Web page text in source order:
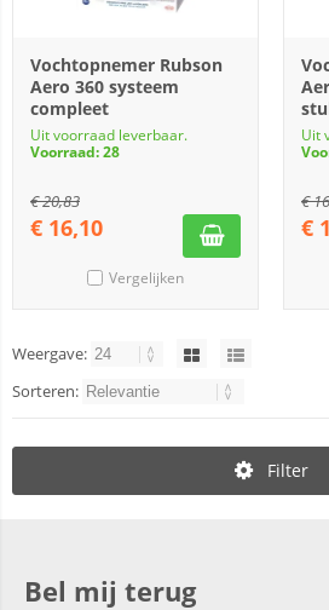
Vochtopnemer Rubson
Aero 360 systeem
compleet
Uit voorraad leverbaar.
Voorraad: 28
€20,83
€ 16,10
Vergelijken
Uit
€
€
Weergave:
Sorteren:
Filter
Bel mij terug